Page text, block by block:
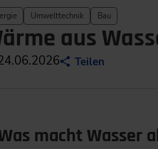
Umwelttechnik Bau
aus
Teilen
macht Wasser